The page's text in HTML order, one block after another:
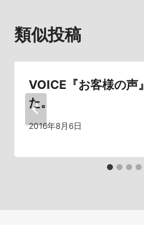
ー
ョ
ン
類似投稿
VOICE『お客様の声
た。
2016年8月6日